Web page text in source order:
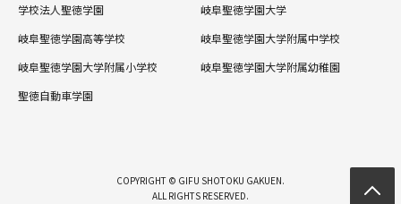
学校法人聖徳学園
岐阜聖徳学園大学
岐阜聖徳学園高等学校
岐阜聖徳学園大学附属中学校
岐阜聖徳学園大学附属小学校
岐阜聖徳学園大学附属幼稚園
聖徳自動車学園
COPYRIGHT © GIFU SHOTOKU GAKUEN.
ALL RIGHTS RESERVED.